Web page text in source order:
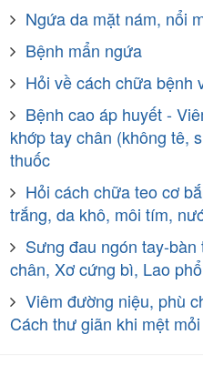
Ngứa da mặt nám, nổi
Bệnh mẩn ngứa
Hỏi về cách chữa bệnh
Bệnh cao áp huyết -
khớp tay chân (không tê,
thuốc
Hỏi cách chữa teo cơ
trắng, da khô, môi tím,
Sưng đau ngón tay-
chân, Xơ cứng bì, Lao
Viêm đường niệu, phù
Cách thư giãn khi mệt mỏi